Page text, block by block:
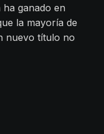
ganado en
la mayoría de
nuevo título no